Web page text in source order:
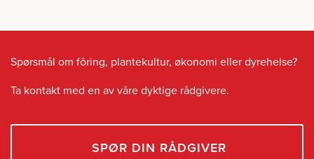
Spørsmål om fôring, plantekultur, økonomi eller dyrehelse?
Ta kontakt med en av våre dyktige rådgivere.
SPØR DIN RÅDGIVER